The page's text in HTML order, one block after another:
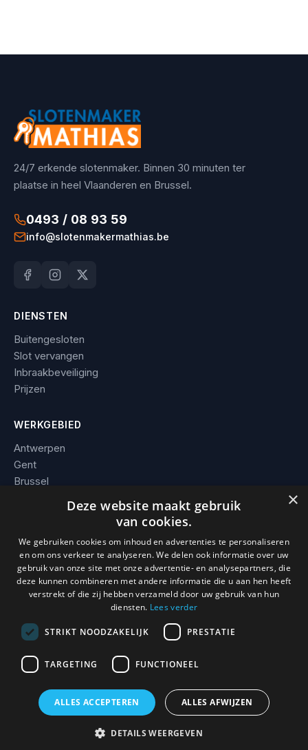
24/7 erkende slotenmaker. Binnen 30 minuten ter
plaatse in heel Vlaanderen en Brussel.
0493 / 08 93 59
info@slotenmakermathias.be
DIENSTEN
Buitengesloten
Slot vervangen
Inbraakbeveiliging
Prijzen
WERKGEBIED
Antwerpen
Gent
Brussel
Alle steden →
BEDRIJF
Contact
Werkgebied
© 2026 Slotenmaker Mathias. KBO 0736.938.296 · BE 0736 938
296 · Erkend en verzekerd vakman.
0493 / 08 93 59
24/7, direct ter plaatse
×
Deze website maakt gebruik
van cookies.
We gebruiken cookies om inhoud en advertenties te personaliseren
en om ons verkeer te analyseren. We delen ook informatie over uw
gebruik van onze site met onze advertentie- en analysepartners, die
deze kunnen combineren met andere informatie die u aan hen heeft
verstrekt of die zij hebben verzameld door uw gebruik van hun
diensten. Lees verder
STRIKT NOODZAKELIJK PRESTATIE
TARGETING FUNCTIONEEL
ALLES ACCEPTEREN ALLES AFWIJZEN
DETAILS WEERGEVEN